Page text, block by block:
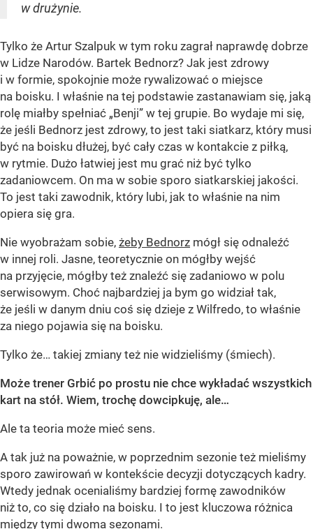
w drużynie.
Tylko że Artur Szalpuk w tym roku zagrał naprawdę dobrze
w Lidze Narodów. Bartek Bednorz? Jak jest zdrowy
i w formie, spokojnie może rywalizować o miejsce
na boisku. I właśnie na tej podstawie zastanawiam się, jaką
rolę miałby spełniać „Benji” w tej grupie. Bo wydaje mi się,
że jeśli Bednorz jest zdrowy, to jest taki siatkarz, który musi
być na boisku dłużej, być cały czas w kontakcie z piłką,
w rytmie. Dużo łatwiej jest mu grać niż być tylko
zadaniowcem. On ma w sobie sporo siatkarskiej jakości.
To jest taki zawodnik, który lubi, jak to właśnie na nim
opiera się gra.
Nie wyobrażam sobie, żeby Bednorz mógł się odnaleźć
w innej roli. Jasne, teoretycznie on mógłby wejść
na przyjęcie, mógłby też znaleźć się zadaniowo w polu
serwisowym. Choć najbardziej ja bym go widział tak,
że jeśli w danym dniu coś się dzieje z Wilfredo, to właśnie
za niego pojawia się na boisku.
Tylko że… takiej zmiany też nie widzieliśmy (śmiech).
Może trener Grbić po prostu nie chce wykładać wszystkich
kart na stół. Wiem, trochę dowcipkuję, ale…
Ale ta teoria może mieć sens.
A tak już na poważnie, w poprzednim sezonie też mieliśmy
sporo zawirowań w kontekście decyzji dotyczących kadry.
Wtedy jednak ocenialiśmy bardziej formę zawodników
niż to, co się działo na boisku. I to jest kluczowa różnica
między tymi dwoma sezonami.